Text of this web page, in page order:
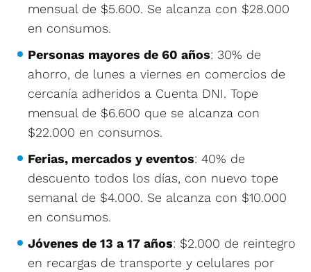
mensual de $5.600. Se alcanza con $28.000
en consumos.
Personas mayores de 60 años: 30% de
ahorro, de lunes a viernes en comercios de
cercanía adheridos a Cuenta DNI. Tope
mensual de $6.600 que se alcanza con
$22.000 en consumos.
Ferias, mercados y eventos: 40% de
descuento todos los días, con nuevo tope
semanal de $4.000. Se alcanza con $10.000
en consumos.
Jóvenes de 13 a 17 años: $2.000 de reintegro
en recargas de transporte y celulares por